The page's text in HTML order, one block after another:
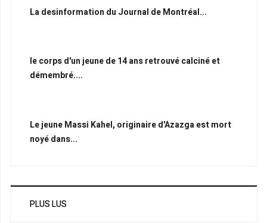
La desinformation du Journal de Montréal...
le corps d'un jeune de 14 ans retrouvé calciné et
démembré....
Le jeune Massi Kahel, originaire d'Azazga est mort
noyé dans...
PLUS LUS